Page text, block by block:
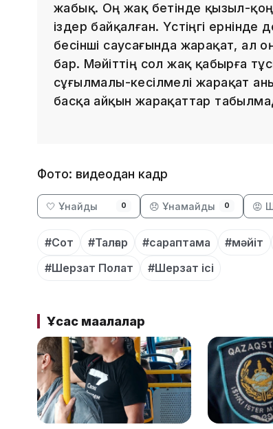
жабық. Оң жақ бетінде қызыл-
іздер байқалған. Үстіңгі
бесінші саусағында жарақат, ал
бар. Мәйіттің сол жақ қабырға
сұғылмалы-кесілмелі жарақат
басқа айқын жарақаттар
Фото: видеодан кадр
🤍 Ұнайды 0 😞 Ұнамайды 0 😡
#Сот #Талғар #сараптама #мәйіт
#Шерзат Полат
#Шерзат ісі
Ұқсас мақалалар